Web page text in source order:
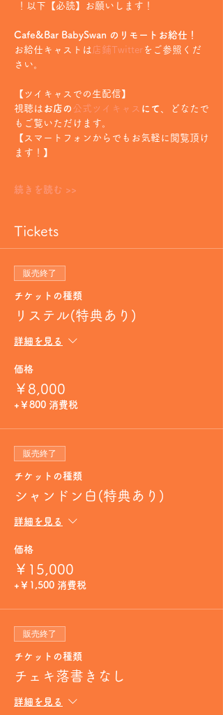
！以下【必読】お願いします！
Cafe&Bar BabySwan のリモートお給仕！
お給仕キャストは 店鋪Twitter をご参照くだ
さい。
【ツイキャスでの生配信】
視聴は お店の 公式ツイキャス にて 、どなたで
もご覧いただけます。
【スマートフォンからでもお気軽に閲覧頂け
ます！】
続きを読む >>
Tickets
販売終了
チケットの種類
リステル(特典あり)
詳細を見る
価格
￥8,000
+￥800 消費税
販売終了
チケットの種類
シャンドン白(特典あり)
詳細を見る
価格
￥15,000
+￥1,500 消費税
販売終了
チケットの種類
チェキ落書きなし
詳細を見る